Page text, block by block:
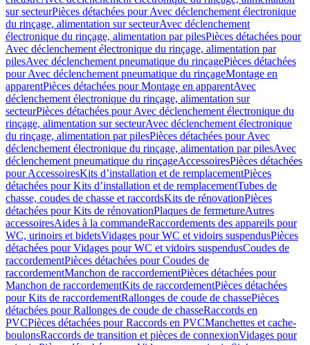
sur secteurPièces détachées pour Avec déclenchement électronique
du rinçage, alimentation sur secteurAvec déclenchement
électronique du rinçage, alimentation par pilesPièces détachées pour
Avec déclenchement électronique du rinçage, alimentation par
pilesAvec déclenchement pneumatique du rinçagePièces détachées
pour Avec déclenchement pneumatique du rinçageMontage en
apparentPièces détachées pour Montage en apparentAvec
déclenchement électronique du rinçage, alimentation sur
secteurPièces détachées pour Avec déclenchement électronique du
rinçage, alimentation sur secteurAvec déclenchement électronique
du rinçage, alimentation par pilesPièces détachées pour Avec
déclenchement électronique du rinçage, alimentation par pilesAvec
déclenchement pneumatique du rinçageAccessoiresPièces détachées
pour AccessoiresKits d’installation et de remplacementPièces
détachées pour Kits d’installation et de remplacementTubes de
chasse, coudes de chasse et raccordsKits de rénovationPièces
détachées pour Kits de rénovationPlaques de fermetureAutres
accessoiresAides à la commandeRaccordements des appareils pour
WC, urinoirs et bidetsVidages pour WC et vidoirs suspendusPièces
détachées pour Vidages pour WC et vidoirs suspendusCoudes de
raccordementPièces détachées pour Coudes de
raccordementManchon de raccordementPièces détachées pour
Manchon de raccordementKits de raccordementPièces détachées
pour Kits de raccordementRallonges de coude de chassePièces
détachées pour Rallonges de coude de chasseRaccords en
PVCPièces détachées pour Raccords en PVCManchettes et cache-
boulonsRaccords de transition et pièces de connexionVidages pour